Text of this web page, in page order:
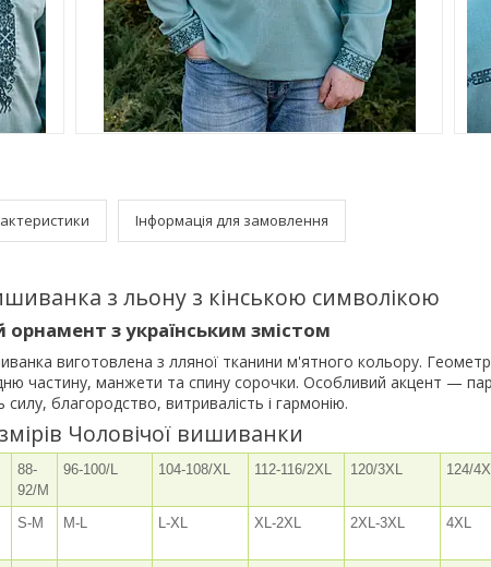
Інформація для замовлення
з льону з кінською символікою
з українським змістом
виготовлена з лляної тканини м'ятного кольору.
частину, манжети та спину сорочки. Особливий акцент —
благородство, витривалість і гармонію.
Чоловічої вишиванки
88-
92/M
96-100/L 104-108/XL 112-116/2XL 120/3XL 124/
S-M M-L L-XL XL-2XL 2XL-3XL 4XL